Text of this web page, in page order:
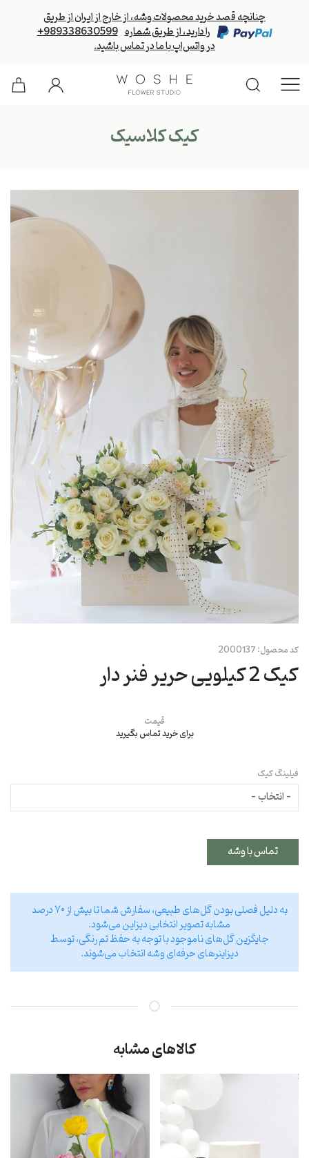
چنانچه قصد خرید محصولات وشه، از خارج از ایران از طریق
را دارید، از طریق شماره +989338630599
در واتس‌اپ با ما در تماس باشید.
کیک کلاسیک
کد محصول:2000137
کیک 2 کیلویی حریر فنر دار
قیمت
برای خرید تماس بگیرید
فیلینگ کیک
تماس با وشه
به دلیل فصلی بودن گل‌های طبیعی، سفارش شما تا بیش از ۷۰ درصد
مشابه تصویر انتخابی دیزاین می‌شود.
جایگزین گل‌های ناموجود با توجه به حفظ تم رنگی، توسط
دیزاینر‌های حرفه‌ای وشه انتخاب می‌شوند.
کالاهای مشابه